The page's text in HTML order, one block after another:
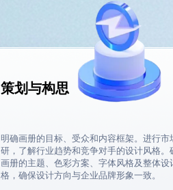
策划与构思
明确画册的目标、受众和内容框架。进行市
研，了解行业趋势和竞争对手的设计风格。
画册的主题、色彩方案、字体风格及整体设
格，确保设计方向与企业品牌形象一致。